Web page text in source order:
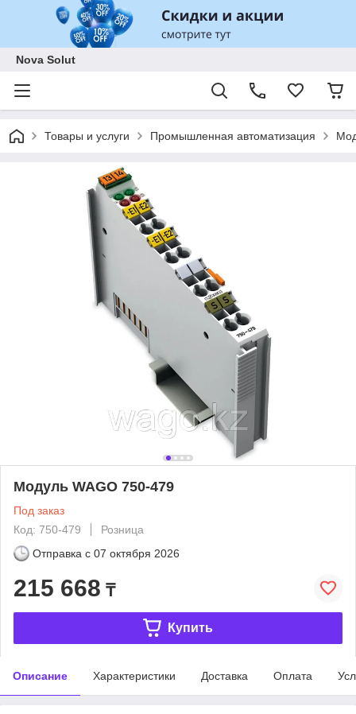
Nova Solut
Товары и услуги Промышленная автоматизация
Модуль WAGO 750-479
Под заказ
Код: 750-479
Розница
Отправка с 07 октября 2026
215 668 ₸
Купить
Описание Характеристики Доставка Оплата